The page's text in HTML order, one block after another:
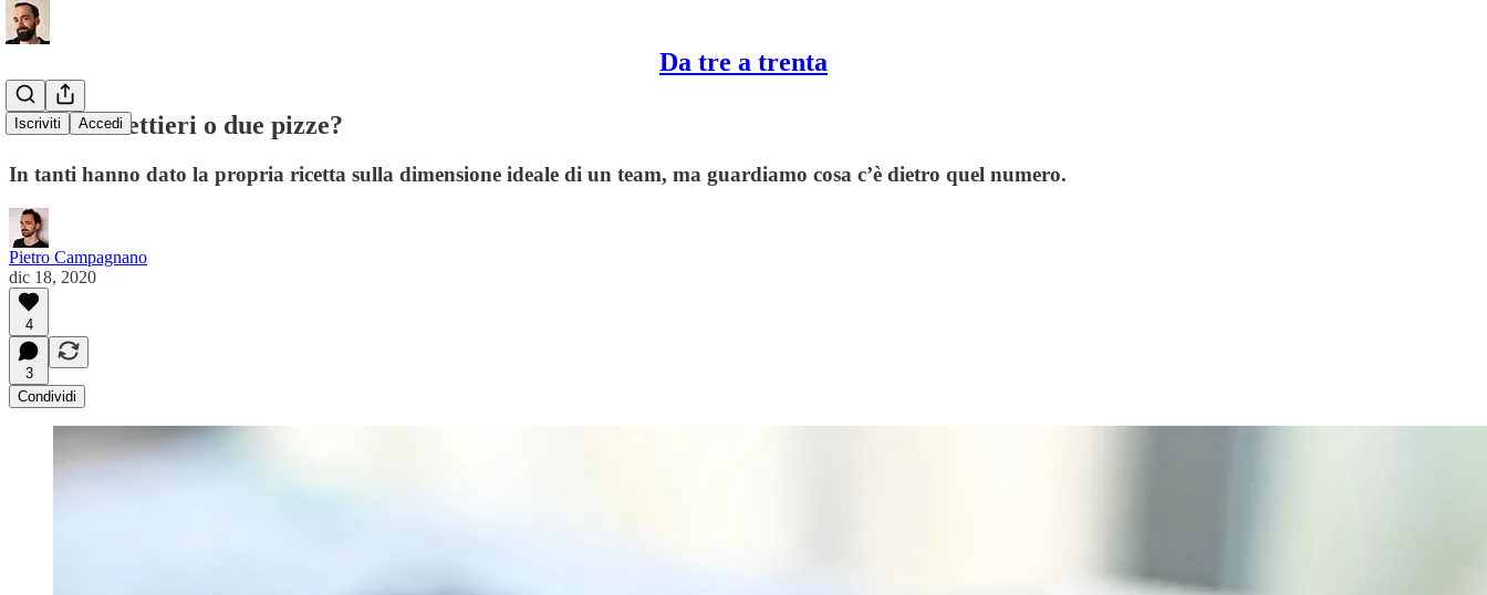
Da tre a trenta
Iscriviti Accedi
Tre moschettieri o due pizze?
In tanti hanno dato la propria ricetta sulla dimensione ideale di un team, ma guardiamo cosa c’è dietro quel numero.
Pietro Campagnano
dic 18, 2020
4
3
Condividi